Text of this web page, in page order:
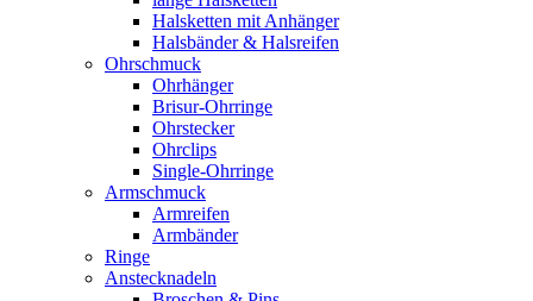
Halsketten mit Anhänger
Halsbänder & Halsreifen
Ohrschmuck
Ohrhänger
Brisur-Ohrringe
Ohrstecker
Ohrclips
Single-Ohrringe
Armschmuck
Armreifen
Armbänder
Ringe
Anstecknadeln